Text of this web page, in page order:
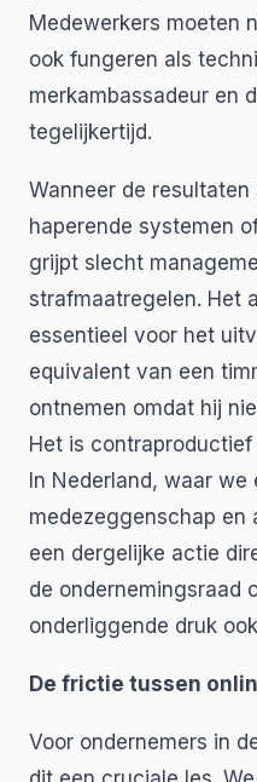
Medewerkers moeten
ook fungeren als
merkambassadeur en
tegelijkertijd.
Wanneer de
haperende systemen
grijpt slecht
strafmaatregelen. Het
essentieel voor het
equivalent van een
ontnemen omdat hij
Het is
In Nederland, waar
medezeggenschap en
een dergelijke actie
de ondernemingsraad
onderliggende druk
De frictie tussen
Voor ondernemers in